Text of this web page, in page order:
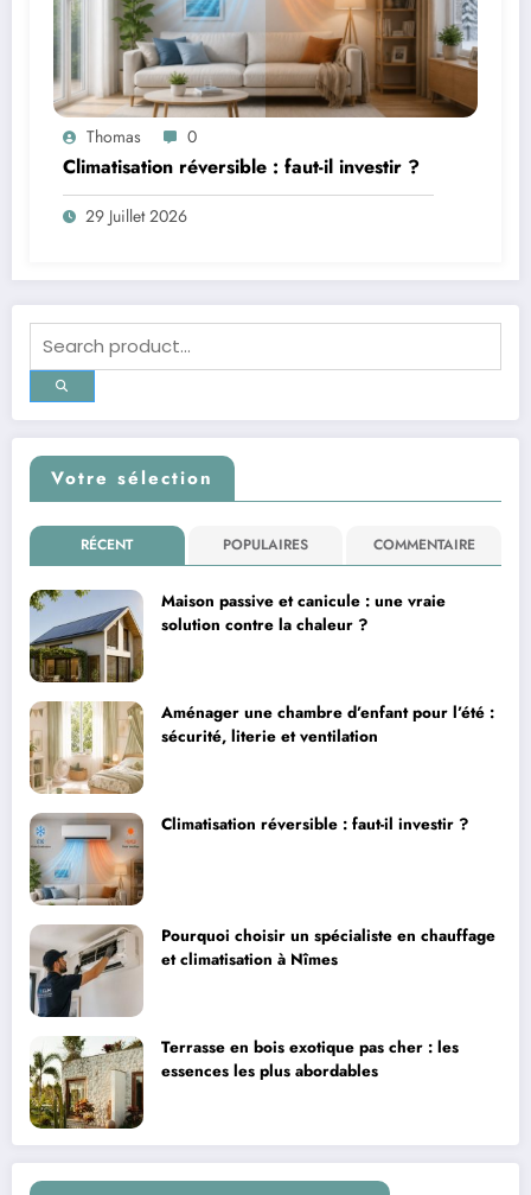
Thomas 0
Climatisation réversible : faut-il investir ?
29 Juillet 2026
Votre sélection
RÉCENT POPULAIRES COMMENTAIRE
Maison passive et canicule : une vraie
solution contre la chaleur ?
Aménager une chambre d’enfant pour l’été :
sécurité, literie et ventilation
Climatisation réversible : faut-il investir ?
Pourquoi choisir un spécialiste en chauffage
et climatisation à Nîmes
Terrasse en bois exotique pas cher : les
essences les plus abordables